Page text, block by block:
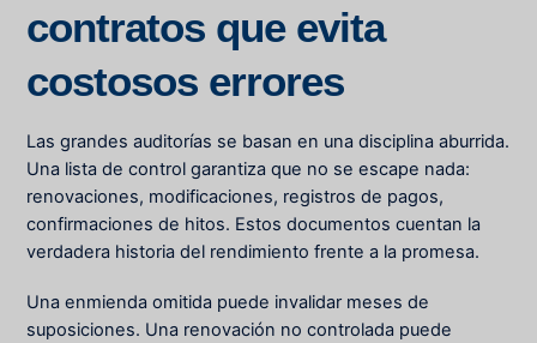
contratos que evita
costosos errores
Las grandes auditorías se basan en una disciplina aburrida.
Una lista de control garantiza que no se escape nada:
renovaciones, modificaciones, registros de pagos,
confirmaciones de hitos. Estos documentos cuentan la
verdadera historia del rendimiento frente a la promesa.
Una enmienda omitida puede invalidar meses de
suposiciones. Una renovación no controlada puede